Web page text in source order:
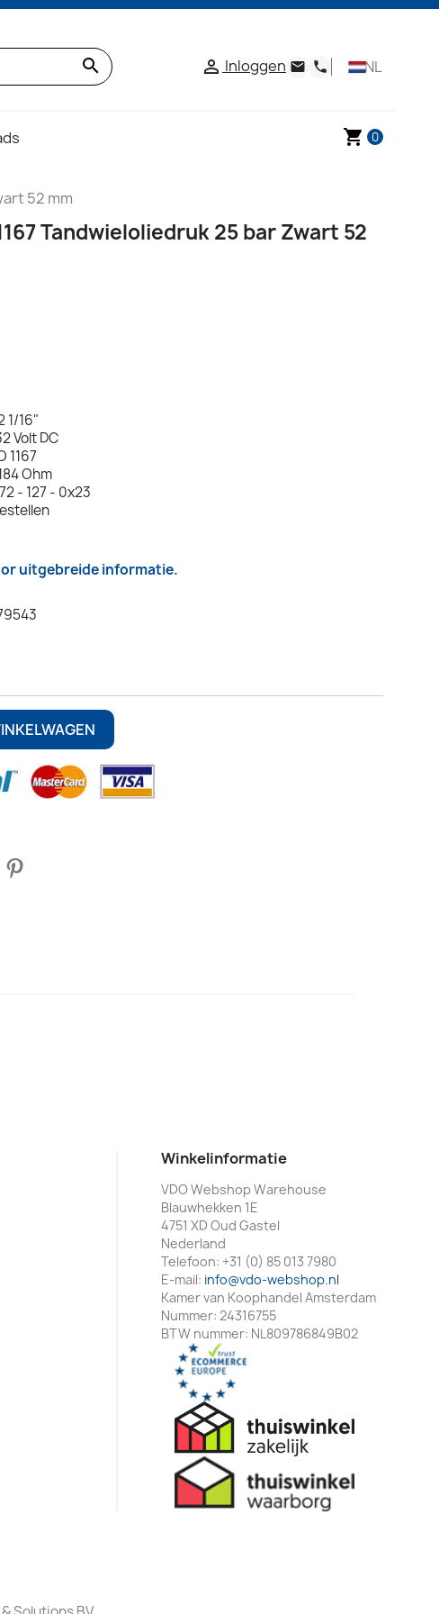
search  Inloggen email phone NL
shopping_cart 0
52 mm
Tandwieloliedruk 25 bar Zwart 52
1/16"
Volt DC
1167
Ohm
- 127 - 0x23
uitgebreide informatie.
Winkelinformatie
VDO Webshop Warehouse
Blauwhekken 1E
4751 XD Oud Gastel
Nederland
Telefoon: +31 (0) 85 013 7980
E-mail: info@vdo-webshop.nl
Kamer van Koophandel Amsterdam
Nummer: 24316755
BTW nummer: NL809786849B02